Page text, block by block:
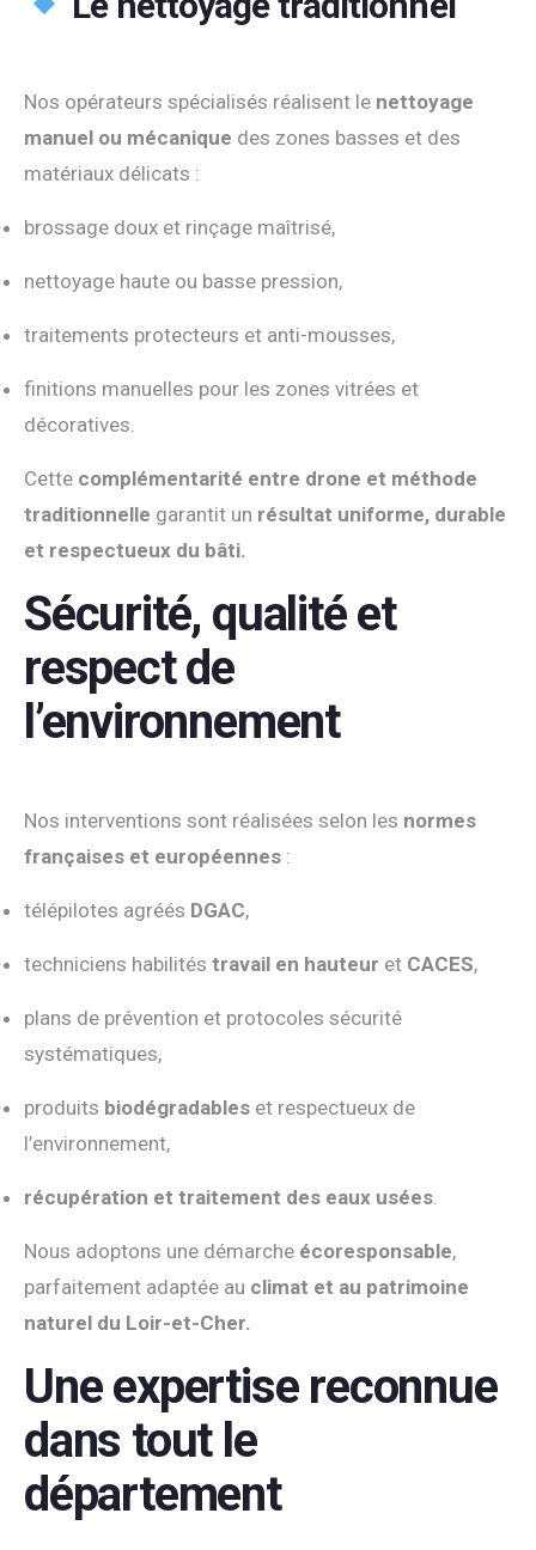
Nos opérateurs spécialisés réalisent le nettoyage
manuel ou mécanique des zones basses et des
matériaux délicats :
brossage doux et rinçage maîtrisé,
nettoyage haute ou basse pression,
traitements protecteurs et anti-mousses,
finitions manuelles pour les zones vitrées et
décoratives.
Cette complémentarité entre drone et méthode
traditionnelle garantit un résultat uniforme, durable
et respectueux du bâti.
Sécurité, qualité et
respect de
l’environnement
Nos interventions sont réalisées selon les normes
françaises et européennes :
télépilotes agréés DGAC,
techniciens habilités travail en hauteur et CACES,
plans de prévention et protocoles sécurité
systématiques,
produits biodégradables et respectueux de
l’environnement,
récupération et traitement des eaux usées
Nous adoptons une démarche écoresponsable,
parfaitement adaptée au climat et au patrimoine
naturel du Loir-et-Cher.
Une expertise reconnue
dans tout le
département